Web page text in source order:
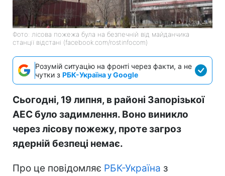
Фото: лісова пожежа була на безпечній від майданчика
станції відстані (facebook.com/rostinfocom)
Розумій ситуацію на фронті через факти, а не
чутки з РБК-Україна у Google
Сьогодні, 19 липня, в районі Запорізької
АЕС було задимлення. Воно виникло
через лісову пожежу, проте загроз
ядерній безпеці немає.
Про це повідомляє РБК-Україна з